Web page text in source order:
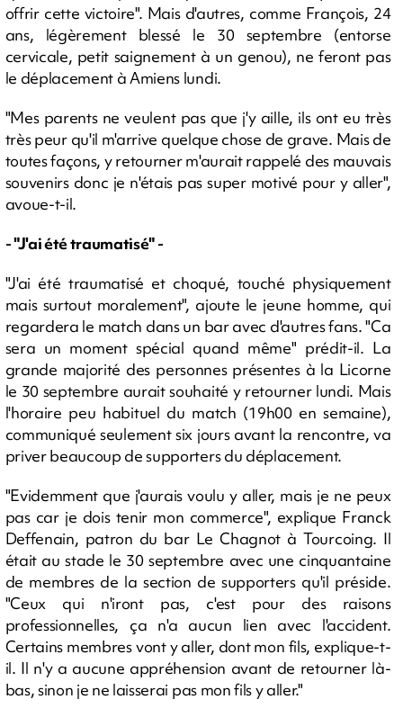
offrir cette victoire". Mais d'autres, comme François, 24
ans, légèrement blessé le 30 septembre (entorse
cervicale, petit saignement à un genou), ne feront pas
le déplacement à Amiens lundi.
"Mes parents ne veulent pas que j'y aille, ils ont eu très
très peur qu'il m'arrive quelque chose de grave. Mais de
toutes façons, y retourner m'aurait rappelé des mauvais
souvenirs donc je n'étais pas super motivé pour y aller",
avoue-t-il.
- "J'ai été traumatisé" -
"J'ai été traumatisé et choqué, touché physiquement
mais surtout moralement", ajoute le jeune homme, qui
regardera le match dans un bar avec d'autres fans. "Ca
sera un moment spécial quand même" prédit-il. La
grande majorité des personnes présentes à la Licorne
le 30 septembre aurait souhaité y retourner lundi. Mais
l'horaire peu habituel du match (19h00 en semaine),
communiqué seulement six jours avant la rencontre, va
priver beaucoup de supporters du déplacement.
"Evidemment que j'aurais voulu y aller, mais je ne peux
pas car je dois tenir mon commerce", explique Franck
Deffenain, patron du bar Le Chagnot à Tourcoing. Il
était au stade le 30 septembre avec une cinquantaine
de membres de la section de supporters qu'il préside.
"Ceux qui n'iront pas, c'est pour des raisons
professionnelles, ça n'a aucun lien avec l'accident.
Certains membres vont y aller, dont mon fils, explique-t-
il. Il n'y a aucune appréhension avant de retourner là-
bas, sinon je ne laisserai pas mon fils y aller."